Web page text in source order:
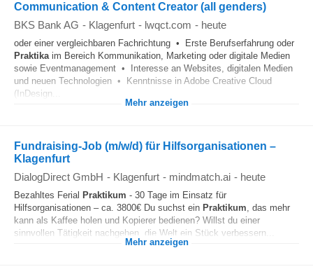
Communication & Content Creator (all genders)
BKS Bank AG - Klagenfurt - lwqct.com - heute
oder einer vergleichbaren Fachrichtung • Erste Berufserfahrung oder
Praktikaim Bereich Kommunikation, Marketing oder digitale Medien
sowie Eventmanagement • Interesse an Websites, digitalen Medien
und neuen Technologien • Kenntnisse in Adobe Creative Cloud
(InDesign...
Mehr anzeigen
Fundraising-Job (m/w/d) für Hilfsorganisationen –
Klagenfurt
DialogDirect GmbH - Klagenfurt - mindmatch.ai - heute
Bezahltes Ferial Praktikum - 30 Tage im Einsatz für
Hilfsorganisationen – ca. 3800€ Du suchst ein Praktikum, das mehr
kann als Kaffee holen und Kopierer bedienen? Willst du einer
sinnvollen Tätigkeit nachgehen, die Welt ein Stück verbessern...
Mehr anzeigen